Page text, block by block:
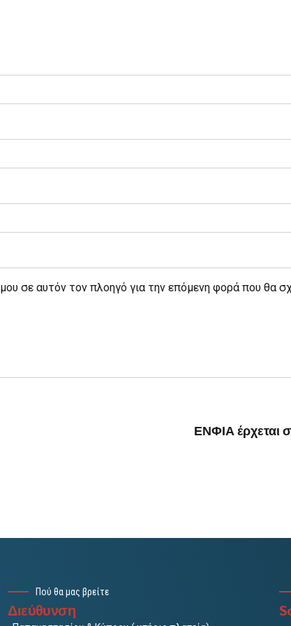
σε αυτόν τον πλοηγό για την επόμενη φορά που θα
ΕΝΦΙΑ έρχεται
Πού θα μας βρείτε
Διεύθυνση